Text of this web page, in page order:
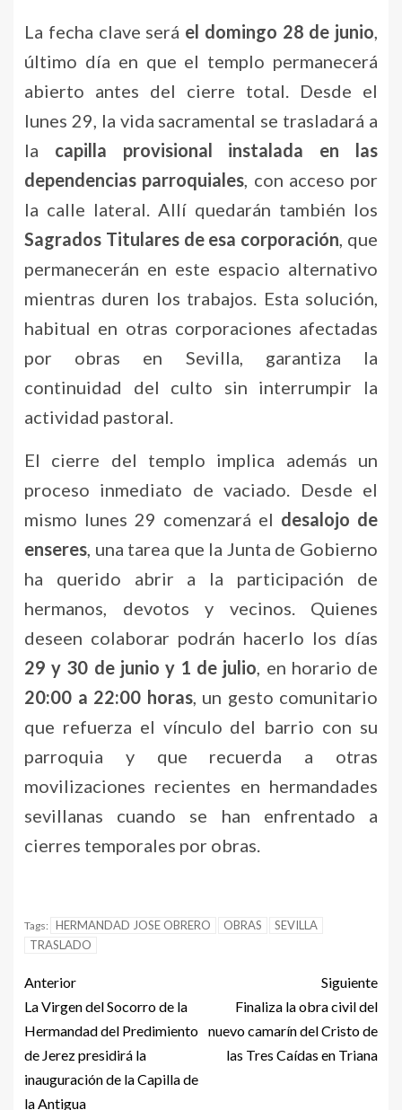
La fecha clave será el domingo 28 de junio,
último día en que el templo permanecerá
abierto antes del cierre total. Desde el
lunes 29, la vida sacramental se trasladará a
la capilla provisional instalada en las
dependencias parroquiales, con acceso por
la calle lateral. Allí quedarán también los
Sagrados Titulares de esa corporación, que
permanecerán en este espacio alternativo
mientras duren los trabajos. Esta solución,
habitual en otras corporaciones afectadas
por obras en Sevilla, garantiza la
continuidad del culto sin interrumpir la
actividad pastoral.
El cierre del templo implica además un
proceso inmediato de vaciado. Desde el
mismo lunes 29 comenzará el desalojo de
enseres, una tarea que la Junta de Gobierno
ha querido abrir a la participación de
hermanos, devotos y vecinos. Quienes
deseen colaborar podrán hacerlo los días
29 y 30 de junio y 1 de julio, en horario de
20:00 a 22:00 horas, un gesto comunitario
que refuerza el vínculo del barrio con su
parroquia y que recuerda a otras
movilizaciones recientes en hermandades
sevillanas cuando se han enfrentado a
cierres temporales por obras.
Tags: HERMANDAD JOSE OBRERO OBRAS
SEVILLA
TRASLADO
Anterior
La Virgen del Socorro de la
Hermandad del Predimiento
de Jerez presidirá la
inauguración de la Capilla de
la Antigua
Siguiente
Finaliza la obra civil del
nuevo camarín del Cristo de
las Tres Caídas en Triana